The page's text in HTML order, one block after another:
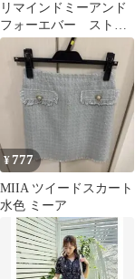
リマインドミーアンド
フォーエバー ストラ
イプ柄 半袖シャツワン
ピース ロング丈
¥777
MIIA ツイードスカート
水色 ミーア